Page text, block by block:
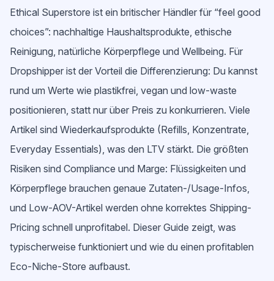
Ethical Superstore ist ein britischer Händler für “feel good
choices”: nachhaltige Haushaltsprodukte, ethische
Reinigung, natürliche Körperpflege und Wellbeing. Für
Dropshipper ist der Vorteil die Differenzierung: Du kannst
rund um Werte wie plastikfrei, vegan und low-waste
positionieren, statt nur über Preis zu konkurrieren. Viele
Artikel sind Wiederkaufsprodukte (Refills, Konzentrate,
Everyday Essentials), was den LTV stärkt. Die größten
Risiken sind Compliance und Marge: Flüssigkeiten und
Körperpflege brauchen genaue Zutaten-/Usage-Infos,
und Low-AOV-Artikel werden ohne korrektes Shipping-
Pricing schnell unprofitabel. Dieser Guide zeigt, was
typischerweise funktioniert und wie du einen profitablen
Eco-Niche-Store aufbaust.